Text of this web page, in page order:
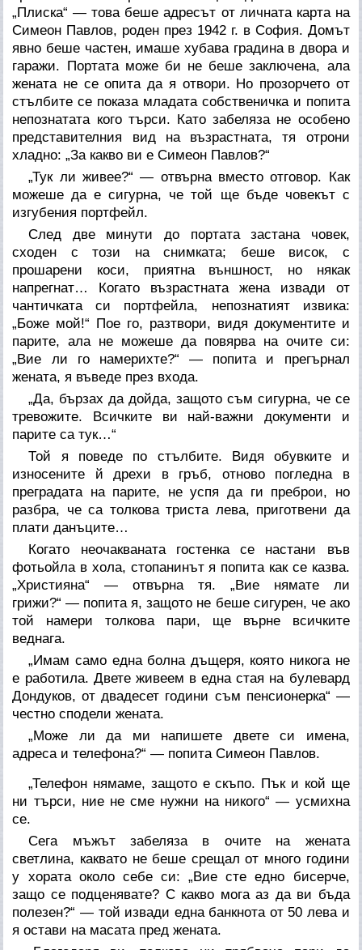
„Плиска“ — това беше адресът от личната карта на
Симеон Павлов, роден през 1942 г. в София. Домът
явно беше частен, имаше хубава градина в двора и
гаражи. Портата може би не беше заключена, ала
жената не се опита да я отвори. Но прозорчето от
стълбите се показа младата собственичка и попита
непознатата кого търси. Като забеляза не особено
представителния вид на възрастната, тя отрони
хладно: „За какво ви е Симеон Павлов?“
„Тук ли живее?“ — отвърна вместо отговор. Как
можеше да е сигурна, че той ще бъде човекът с
изгубения портфейл.
След две минути до портата застана човек,
сходен с този на снимката; беше висок, с
прошарени коси, приятна външност, но някак
напрегнат… Когато възрастната жена извади от
чантичката си портфейла, непознатият извика:
„Боже мой!“ Пое го, разтвори, видя документите и
парите, ала не можеше да повярва на очите си:
„Вие ли го намерихте?“ — попита и прегърнал
жената, я въведе през входа.
„Да, бързах да дойда, защото съм сигурна, че се
тревожите. Всичките ви най-важни документи и
парите са тук…“
Той я поведе по стълбите. Видя обувките и
износените й дрехи в гръб, отново погледна в
преградата на парите, не успя да ги преброи, но
разбра, че са толкова триста лева, приготвени да
плати данъците…
Когато неочакваната гостенка се настани във
фотьойла в хола, стопанинът я попита как се казва.
„Християна“ — отвърна тя. „Вие нямате ли
грижи?“ — попита я, защото не беше сигурен, че ако
той намери толкова пари, ще върне всичките
веднага.
„Имам само една болна дъщеря, която никога не
е работила. Двете живеем в една стая на булевард
Дондуков, от двадесет години съм пенсионерка“ —
честно сподели жената.
„Може ли да ми напишете двете си имена,
адреса и телефона?“ — попита Симеон Павлов.
„Телефон нямаме, защото е скъпо. Пък и кой ще
ни търси, ние не сме нужни на никого“ — усмихна
се.
Сега мъжът забеляза в очите на жената
светлина, каквато не беше срещал от много години
у хората около себе си: „Вие сте едно бисерче,
защо се подценявате? С какво мога аз да ви бъда
полезен?“ — той извади една банкнота от 50 лева и
я остави на масата пред жената.